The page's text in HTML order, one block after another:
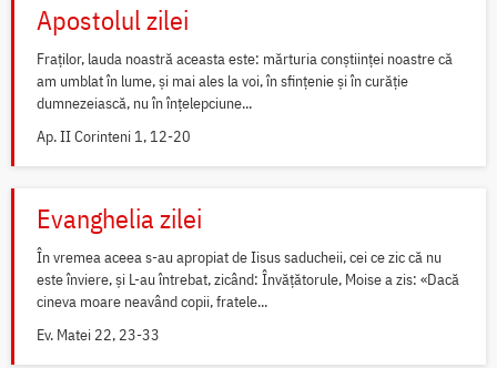
Apostolul zilei
Fraților, lauda noastră aceasta este: mărturia conștiinței noastre că
am umblat în lume, și mai ales la voi, în sfințenie și în curăție
dumnezeiască, nu în înțelepciune...
Ap. II Corinteni 1, 12-20
Evanghelia zilei
În vremea aceea s-au apropiat de Iisus saducheii, cei ce zic că nu
este înviere, și L-au întrebat, zicând: Învățătorule, Moise a zis: «Dacă
cineva moare neavând copii, fratele...
Ev. Matei 22, 23-33